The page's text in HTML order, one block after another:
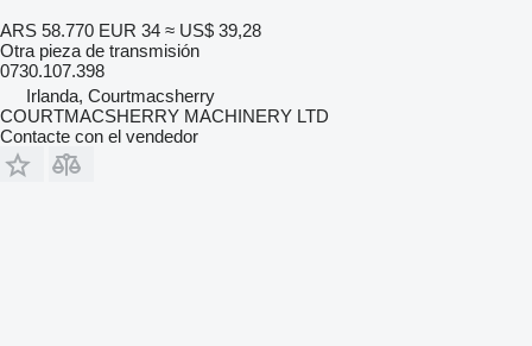
ARS 58.770 EUR 34 ≈ US$ 39,28
Otra pieza de transmisión
0730.107.398
Irlanda, Courtmacsherry
COURTMACSHERRY MACHINERY LTD
Contacte con el vendedor